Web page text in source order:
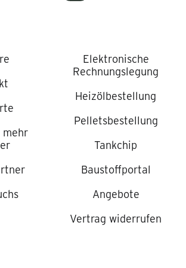
mehr
Elektronische
Rechnungslegung
Heizölbestellung
Pelletsbestellung
Tankchip
Baustoffportal
Angebote
Vertrag widerrufen